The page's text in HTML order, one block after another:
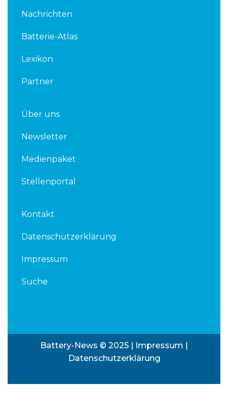
Nachrichten
Batterie-Atlas
Lexikon
Partner
Über uns
Newsletter
Medienpaket
Stellenportal
Kontakt
Datenschutzerklärung
Impressum
Suche
Battery-News © 2025 | Impressum |
Datenschutzerklärung